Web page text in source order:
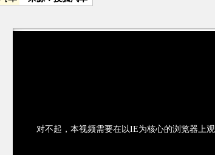
对不起，本视频需要在以IE为核心的浏览器上观